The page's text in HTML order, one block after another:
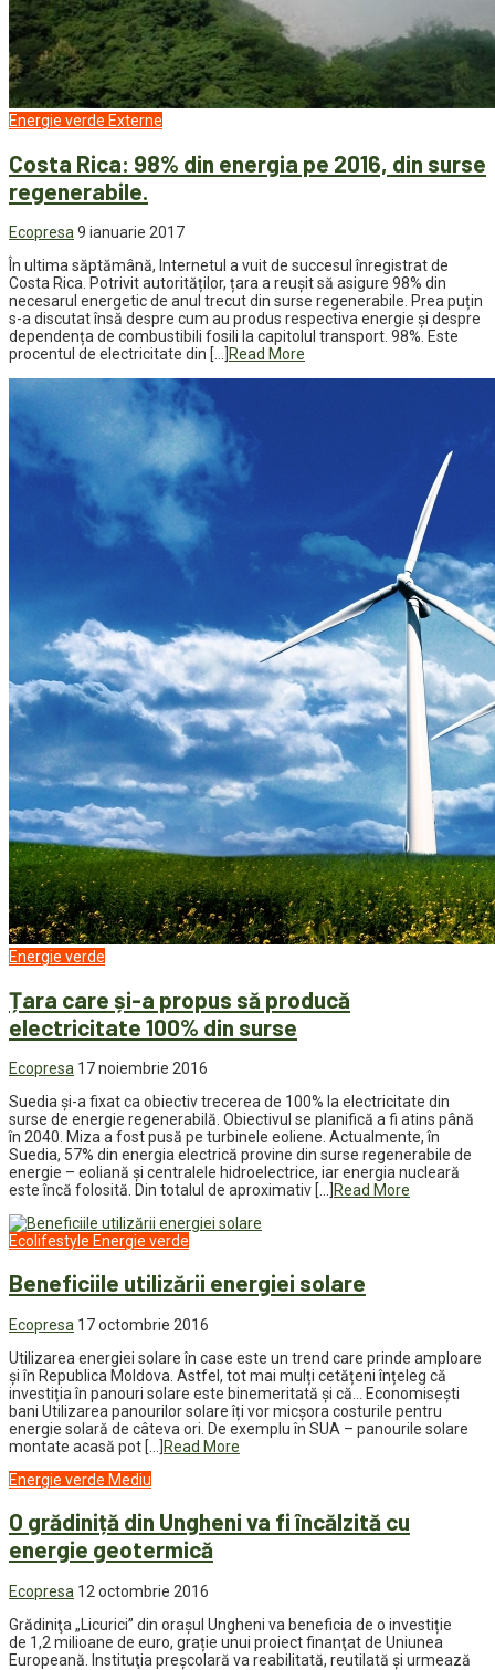
Energie verde Externe
Costa Rica: 98% din energia pe 2016, din surse
regenerabile.
Ecopresa 9 ianuarie 2017
În ultima săptămână, Internetul a vuit de succesul înregistrat de
Costa Rica. Potrivit autorităților, țara a reușit să asigure 98% din
necesarul energetic de anul trecut din surse regenerabile. Prea puțin
s-a discutat însă despre cum au produs respectiva energie și despre
dependența de combustibili fosili la capitolul transport. 98%. Este
procentul de electricitate din […]
Read More
Energie verde
Țara care și-a propus să producă
electricitate 100% din surse
Ecopresa 17 noiembrie 2016
Suedia și-a fixat ca obiectiv trecerea de 100% la electricitate din
surse de energie regenerabilă. Obiectivul se planifică a fi atins până
în 2040. Miza a fost pusă pe turbinele eoliene. Actualmente, în
Suedia, 57% din energia electrică provine din surse regenerabile de
energie – eoliană și centralele hidroelectrice, iar energia nucleară
este încă folosită. Din totalul de aproximativ […]
Read More
Ecolifestyle Energie verde
Beneficiile utilizării energiei solare
Ecopresa 17 octombrie 2016
Utilizarea energiei solare în case este un trend care prinde amploare
și în Republica Moldova. Astfel, tot mai mulți cetățeni înțeleg că
investiția în panouri solare este binemeritată și că… Economisești
bani Utilizarea panourilor solare îți vor micșora costurile pentru
energie solară de câteva ori. De exemplu în SUA – panourile solare
montate acasă pot […]
Read More
Energie verde Mediu
O grădiniță din Ungheni va fi încălzită cu
energie geotermică
Ecopresa 12 octombrie 2016
Grădiniţa „Licurici” din oraşul Ungheni va beneficia de o investiție
de 1,2 milioane de euro, grație unui proiect finanţat de Uniunea
Europeană. Instituţia preşcolară va reabilitată, reutilată şi urmează